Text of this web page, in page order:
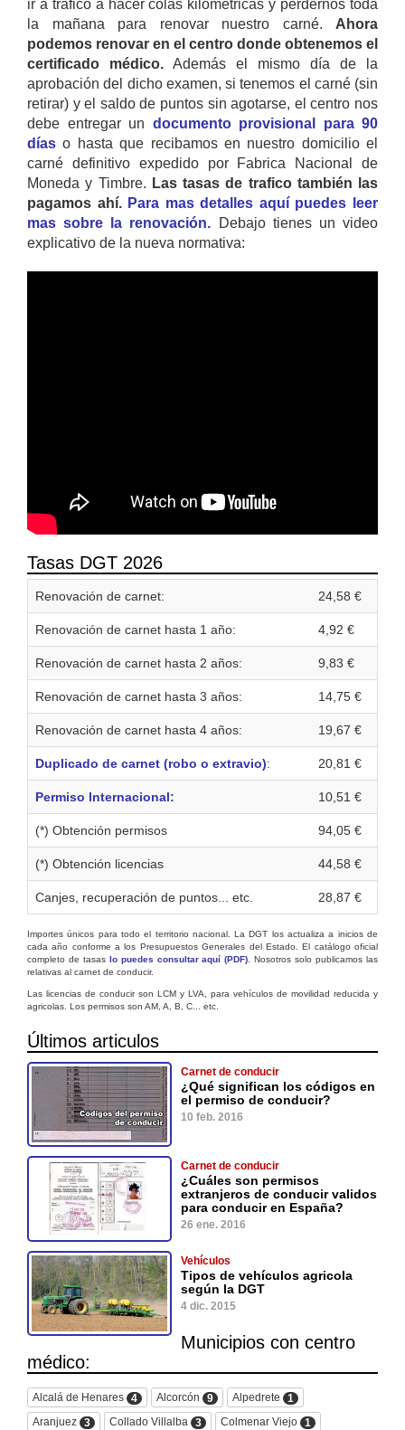
ir a trafico a hacer colas kilométricas y perdernos toda
la mañana para renovar nuestro carné. Ahora
podemos renovar en el centro donde obtenemos el
certificado médico. Además el mismo día de la
aprobación del dicho examen, si tenemos el carné (sin
retirar) y el saldo de puntos sin agotarse, el centro nos
debe entregar un documento provisional para 90
días o hasta que recibamos en nuestro domicilio el
carné definitivo expedido por Fabrica Nacional de
Moneda y Timbre. Las tasas de trafico también las
pagamos ahí. Para mas detalles aquí puedes leer
mas sobre la renovación. Debajo tienes un video
explicativo de la nueva normativa:
Tasas DGT 2026
Renovación de carnet: 24,58 €
Renovación de carnet hasta 1 año: 4,92 €
Renovación de carnet hasta 2 años: 9,83 €
Renovación de carnet hasta 3 años: 14,75 €
Renovación de carnet hasta 4 años: 19,67 €
Duplicado de carnet (robo o extravio): 20,81 €
Permiso Internacional: 10,51 €
(*) Obtención permisos 94,05 €
(*) Obtención licencias 44,58 €
Canjes, recuperación de puntos... etc. 28,87 €
Importes únicos para todo el territorio nacional. La DGT los actualiza a inicios de
cada año conforme a los Presupuestos Generales del Estado. El catálogo oficial
completo de tasas lo puedes consultar aquí (PDF) . Nosotros solo publicamos las
relativas al carnet de conducir.
Las licencias de conducir son LCM y LVA, para vehículos de movilidad reducida y
agricolas. Los permisos son AM, A, B, C... etc.
Últimos articulos
Carnet de conducir
¿Qué significan los códigos en
el permiso de conducir?
10 feb. 2016
Carnet de conducir
¿Cuáles son permisos
extranjeros de conducir validos
para conducir en España?
26 ene. 2016
Vehículos
Tipos de vehículos agricola
según la DGT
4 dic. 2015
Municipios con centro
médico:
Alcalá de Henares 4 Alcorcón 9 Alpedrete
1
Aranjuez 3 Collado Villalba 3 Colmenar Viejo 1